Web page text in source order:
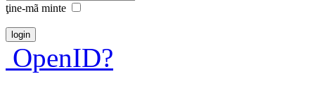
ţine-mã minte
OpenID?